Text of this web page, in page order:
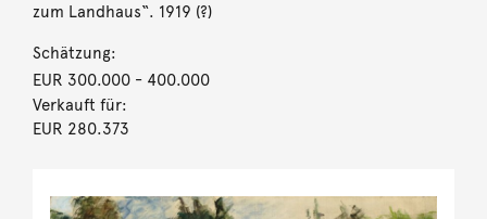
zum Landhaus“. 1919 (?)
Schätzung:
EUR 300.000- 400.000
Verkauft für:
EUR 280.373